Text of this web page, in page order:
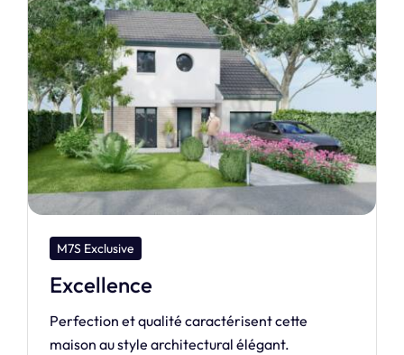
M7S Design
Cristal
Laissez la lumière envahir votre intérieur avec
CRISTAL, une maison où design et clarté se